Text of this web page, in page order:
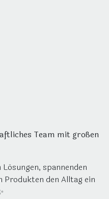
Team mit großen
spannenden
Produkten den Alltag ein